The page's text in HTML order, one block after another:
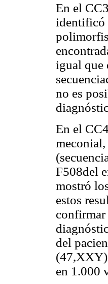
En el
identificó
igual que
no es
En el
F508del
mostró
estos
confirmar
del
(47,XXY)
en 1.000